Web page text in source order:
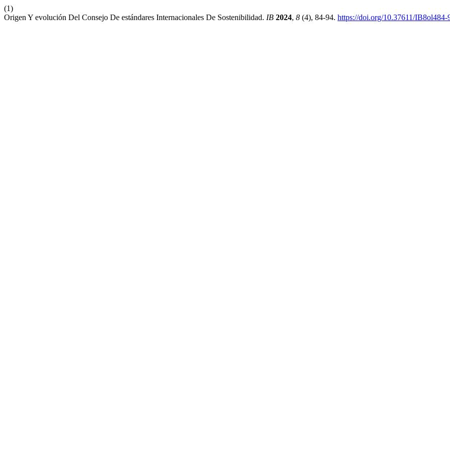
(1)
Origen Y evolución Del Consejo De estándares Internacionales De Sostenibilidad. IB 2024, 8 (4), 84-94. https://doi.org/10.37611/IB8ol484-